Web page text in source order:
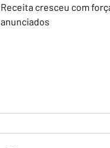
Receita cresceu com
anunciados